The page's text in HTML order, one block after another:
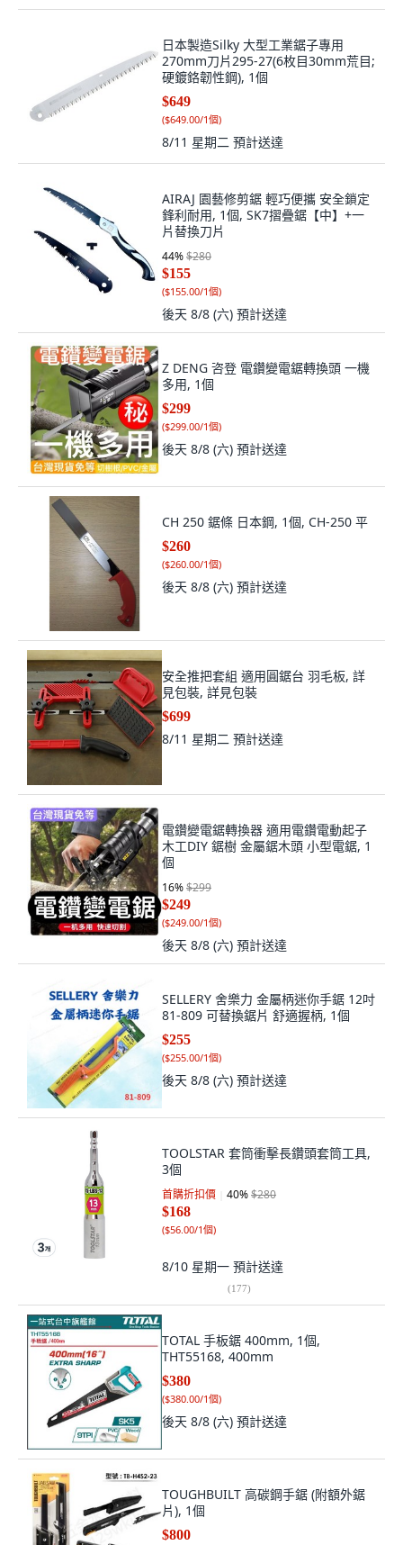
日本製造Silky 大型工業鋸子專用
270mm刀片295-27(6枚目30mm荒目;
硬鍍鉻韌性鋼), 1個
$649
($649.00/1個)
8/11 星期二 預計送達
AIRAJ 園藝修剪鋸 輕巧便攜 安全鎖定
鋒利耐用, 1個, SK7摺疊鋸【中】+一
片替換刀片
44%$280
$155
($155.00/1個)
後天 8/8 (六) 預計送達
Z DENG 咨登 電鑽變電鋸轉換頭 一機
多用, 1個
$299
($299.00/1個)
後天 8/8 (六) 預計送達
CH 250 鋸條 日本鋼, 1個, CH-250 平
$260
($260.00/1個)
後天 8/8 (六) 預計送達
安全推把套組 適用圓鋸台 羽毛板, 詳
見包裝, 詳見包裝
$699
8/11 星期二 預計送達
電鑽變電鋸轉換器 適用電鑽電動起子
木工DIY 鋸樹 金屬鋸木頭 小型電鋸, 1
個
16%$299
$249
($249.00/1個)
後天 8/8 (六) 預計送達
SELLERY 舍樂力 金屬柄迷你手鋸 12吋
81-809 可替換鋸片 舒適握柄, 1個
$255
($255.00/1個)
後天 8/8 (六) 預計送達
TOOLSTAR 套筒衝擊長鑽頭套筒工具,
3個
首購折扣價 40%$280
$168
($56.00/1個)
8/10 星期一 預計送達
(177)
TOTAL 手板鋸 400mm, 1個,
THT55168, 400mm
$380
($380.00/1個)
後天 8/8 (六) 預計送達
TOUGHBUILT 高碳鋼手鋸 (附額外鋸
片), 1個
$800